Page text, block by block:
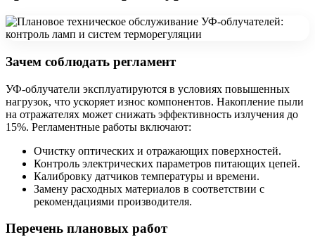
Зачем соблюдать регламент
УФ-облучатели эксплуатируются в условиях повышенных
нагрузок, что ускоряет износ компонентов. Накопление пыли
на отражателях может снижать эффективность излучения до
15%. Регламентные работы включают:
Очистку оптических и отражающих поверхностей.
Контроль электрических параметров питающих цепей.
Калибровку датчиков температуры и времени.
Замену расходных материалов в соответствии с
рекомендациями производителя.
Перечень плановых работ